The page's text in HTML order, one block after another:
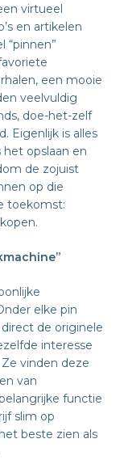
virtueel
en artikelen
“pinnen”
een mooie
veelvuldig
doe-het-zelf
Eigenlijk is alles
opslaan en
de zojuist
op die
toekomst:
elke pin
de originele
interesse
vinden deze
van
functie
slim op
beste zien als